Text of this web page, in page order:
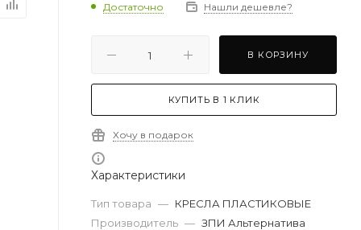
Достаточно Нашли дешевле?
В КОРЗИНУ
КУПИТЬ В 1 КЛИК
Хочу в подарок
Характеристики
Тип товара — КРЕСЛА ПЛАСТИКОВЫЕ
Производитель — ЗПИ Альтернатива